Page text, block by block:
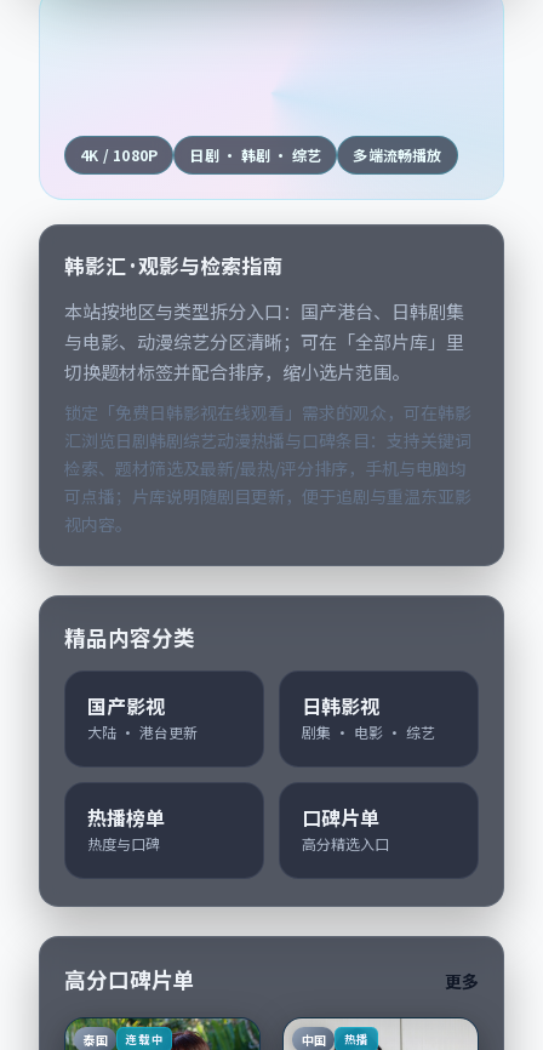
4K / 1080P 日剧 · 韩剧 · 综艺 多端流畅播放
韩影汇 · 观影与检索指南
本站按地区与类型拆分入口：国产港台、日韩剧集
与电影、动漫综艺分区清晰；可在「全部片库」里
切换题材标签并配合排序，缩小选片范围。
锁定「免费日韩影视在线观看」需求的观众，可在韩影
汇浏览日剧韩剧综艺动漫热播与口碑条目：支持关键词
检索、题材筛选及最新/最热/评分排序，手机与电脑均
可点播；片库说明随剧目更新，便于追剧与重温东亚影
视内容。
精品内容分类
国产影视
大陆 · 港台更新
日韩影视
剧集 · 电影 · 综艺
热播榜单
热度与口碑
口碑片单
高分精选入口
高分口碑片单 更多
泰国 连载中 中国 热播